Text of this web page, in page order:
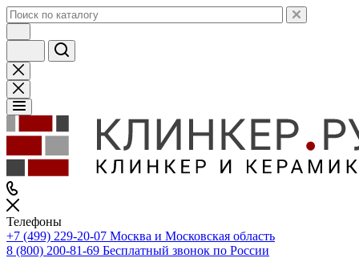
Телефоны
+7 (499) 229-20-07 Москва и Московская область
8 (800) 200-81-69 Бесплатный звонок по России